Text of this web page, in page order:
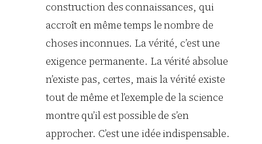
construction des connaissances, qui
accroît en même temps le nombre de
choses inconnues. La vérité, c’est une
exigence permanente. La vérité absolue
n’existe pas, certes, mais la vérité existe
tout de même et l’exemple de la science
montre qu’il est possible de s’en
approcher. C’est une idée indispensable.